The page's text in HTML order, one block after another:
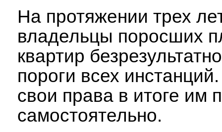
На протяжении трех
владельцы поросших
квартир
пороги всех
свои права в итоге им
самостоятельно.